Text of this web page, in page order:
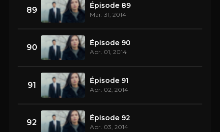
89 Épisode 89
Mar. 31, 2014
90 Épisode 90
Apr. 01, 2014
91 Épisode 91
Apr. 02, 2014
92 Épisode 92
Apr. 03, 2014